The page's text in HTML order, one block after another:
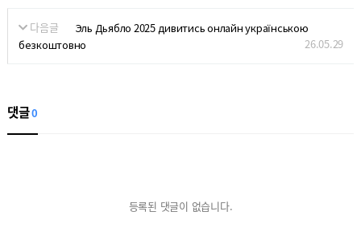
다음글
Эль Дьябло 2025 дивитись онлайн українською
безкоштовно
26.05.29
댓글0
등록된 댓글이 없습니다.